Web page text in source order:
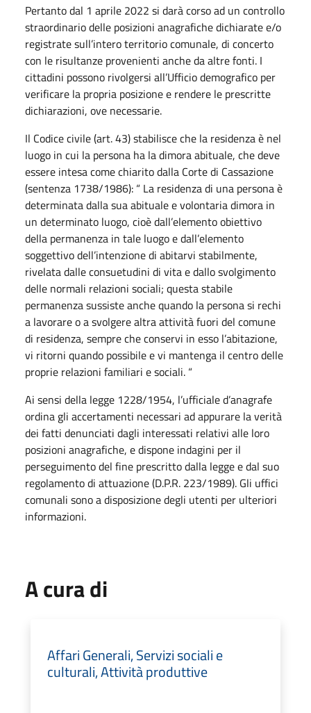
Pertanto dal 1 aprile 2022 si darà corso ad un controllo
straordinario delle posizioni anagrafiche dichiarate e/o
registrate sull’intero territorio comunale, di concerto
con le risultanze provenienti anche da altre fonti. I
cittadini possono rivolgersi all’Ufficio demografico per
verificare la propria posizione e rendere le prescritte
dichiarazioni, ove necessarie.
Il Codice civile (art. 43) stabilisce che la residenza è nel
luogo in cui la persona ha la dimora abituale, che deve
essere intesa come chiarito dalla Corte di Cassazione
(sentenza 1738/1986): “ La residenza di una persona è
determinata dalla sua abituale e volontaria dimora in
un determinato luogo, cioè dall’elemento obiettivo
della permanenza in tale luogo e dall’elemento
soggettivo dell’intenzione di abitarvi stabilmente,
rivelata dalle consuetudini di vita e dallo svolgimento
delle normali relazioni sociali; questa stabile
permanenza sussiste anche quando la persona si rechi
a lavorare o a svolgere altra attività fuori del comune
di residenza, sempre che conservi in esso l’abitazione,
vi ritorni quando possibile e vi mantenga il centro delle
proprie relazioni familiari e sociali. “
Ai sensi della legge 1228/1954, l’ufficiale d’anagrafe
ordina gli accertamenti necessari ad appurare la verità
dei fatti denunciati dagli interessati relativi alle loro
posizioni anagrafiche, e dispone indagini per il
perseguimento del fine prescritto dalla legge e dal suo
regolamento di attuazione (D.P.R. 223/1989). Gli uffici
comunali sono a disposizione degli utenti per ulteriori
informazioni.
A cura di
Affari Generali, Servizi sociali e
culturali, Attività produttive